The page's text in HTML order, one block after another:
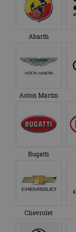
Abarth
Aston Martin
Bugatti
Chevrolet